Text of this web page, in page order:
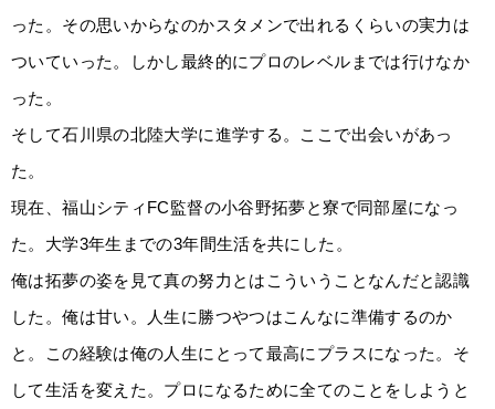
った。その思いからなのかスタメンで出れるくらいの実力は
ついていった。しかし最終的にプロのレベルまでは行けなか
った。
そして石川県の北陸大学に進学する。ここで出会いがあっ
た。
現在、福山シティFC監督の小谷野拓夢と寮で同部屋になっ
た。大学3年生までの3年間生活を共にした。
俺は拓夢の姿を見て真の努力とはこういうことなんだと認識
した。俺は甘い。人生に勝つやつはこんなに準備するのか
と。この経験は俺の人生にとって最高にプラスになった。そ
して生活を変えた。プロになるために全てのことをしようと